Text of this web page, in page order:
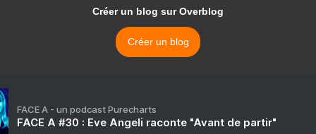
Créer un blog sur Overblog
Créer un blog
FACE A - un podcast Purecharts
FACE A #30 : Eve Angeli raconte "Avant de partir"